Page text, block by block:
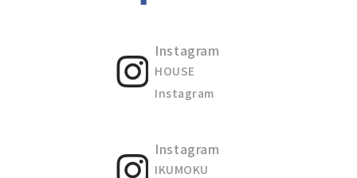
Instagram
HOUSE
Instagram
Instagram
IKUMOKU